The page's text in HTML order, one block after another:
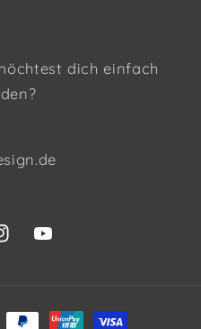
dich einfach
YouTube